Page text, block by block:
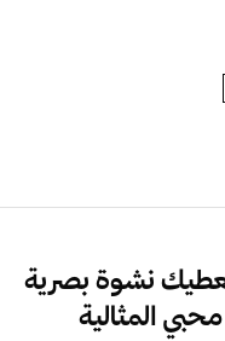
تعطيك نشوة بصرية
المثالية